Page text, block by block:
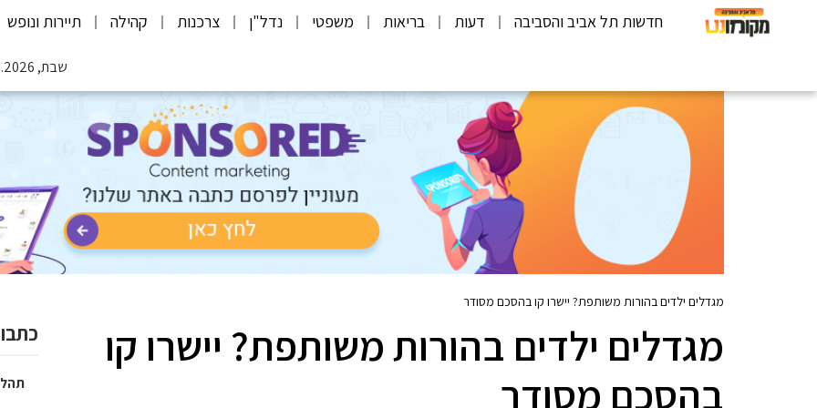
חדשות תל אביב והסביבה דעות בריאות משפטי נדל"ן צרכנות קהילה תיירות ונופש
שבת, 08.08.2026
מגדלים ילדים בהורות משותפת? יישרו קו בהסכם מסודר
מגדלים ילדים בהורות משותפת? יישרו קו
בהסכם מסודר